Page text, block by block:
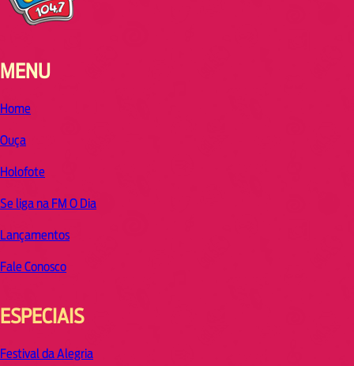
MENU
Home
Ouça
Holofote
Se liga na FM O Dia
Lançamentos
Fale Conosco
ESPECIAIS
Festival da Alegria